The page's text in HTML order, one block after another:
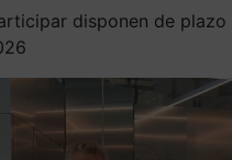
disponen de plazo